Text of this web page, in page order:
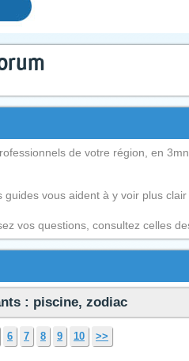
de votre région, en
guides vous aident à y voir plus clair
vos questions, consultez celles
: piscine, zodiac
6 7 8 9 10 >>